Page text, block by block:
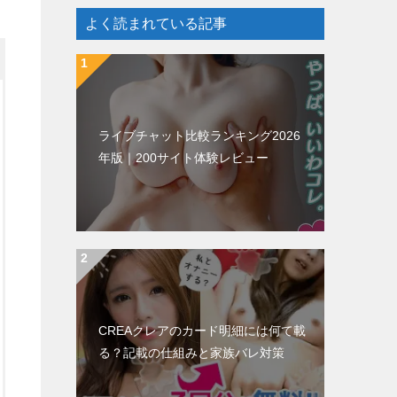
よく読まれている記事
ライブチャット比較ランキング2026
年版｜200サイト体験レビュー
CREAクレアのカード明細には何て載
る？記載の仕組みと家族バレ対策